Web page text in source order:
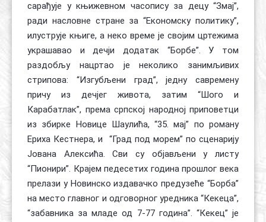
сарађује у књижевном часопису за децу “Змај”,
ради насловне стране за “Економску политику”,
илуструје књиге, а неко време је својим цртежима
украшавао и дечји додатак “Борбе”. У том
раздобљу нацртао је неколико занимљивих
стрипова: “Изгубљени град”, једну савремену
причу из дечјег живота, затим “Шого и
Карабатлак”, према српској народној приповетци
из збирке Новице Шаулића, “35. мај” по роману
Ериха Кестнера, и “Град под морем” по сценарију
Јована Алексића. Сви су објављени у листу
“Пионири”. Крајем педесетих година прошлог века
прелази у Новинско издавачко предузеће “Борба”
на место главног и одговорног уредника “Кекеца”,
“забавника за младе од 7-77 година”. “Кекец” је